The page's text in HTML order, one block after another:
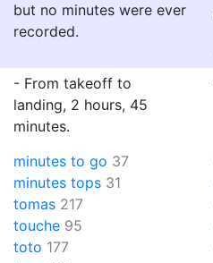
but no minutes were ever
recorded.
- From takeoff to
landing, 2 hours, 45
minutes.
minutes to go 37
minutes tops 31
tomas 217
touche 95
toto 177